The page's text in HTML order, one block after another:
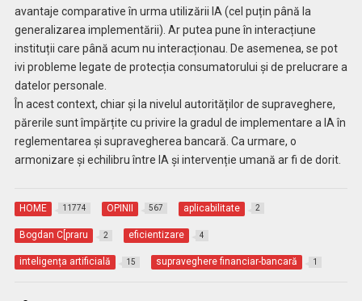
avantaje comparative în urma utilizării IA (cel puțin până la
generalizarea implementării). Ar putea pune în interacțiune
instituții care până acum nu interacționau. De asemenea, se pot
ivi probleme legate de protecția consumatorului și de prelucrare a
datelor personale.
În acest context, chiar și la nivelul autorităților de supraveghere,
părerile sunt împărțite cu privire la gradul de implementare a IA în
reglementarea și supravegherea bancară. Ca urmare, o
armonizare și echilibru între IA și intervenție umană ar fi de dorit.
HOME 11774 OPINII 567 aplicabilitate 2
Bogdan C[praru 2 eficientizare 4
inteligența artificială 15 supraveghere financiar-bancară 1